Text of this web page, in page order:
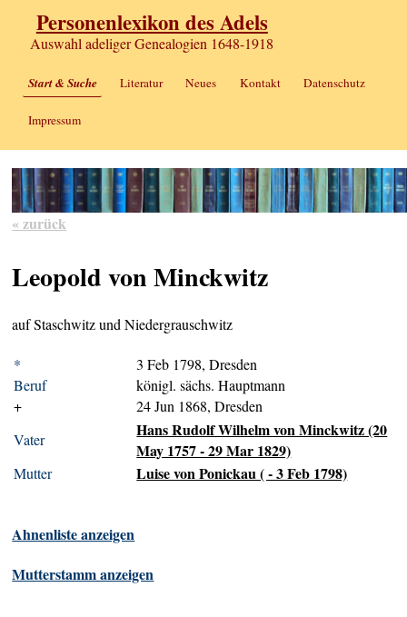
Personenlexikon des Adels
Auswahl adeliger Genealogien 1648-1918
Start & Suche Literatur Neues Kontakt Datenschutz
Impressum
« zurück
Leopold von Minckwitz
auf Staschwitz und Niedergrauschwitz
*
3 Feb 1798, Dresden
Beruf
königl. sächs. Hauptmann
+
24 Jun 1868, Dresden
Vater
Hans Rudolf Wilhelm von Minckwitz (20
May 1757 - 29 Mar 1829)
Mutter Luise von Ponickau ( - 3 Feb 1798)
Ahnenliste anzeigen
Mutterstamm anzeigen